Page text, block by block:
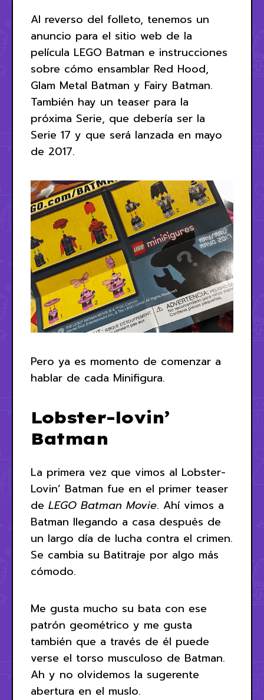
Al reverso del folleto, tenemos un
anuncio para el sitio web de la
película LEGO Batman e instrucciones
sobre cómo ensamblar Red Hood,
Glam Metal Batman y Fairy Batman.
También hay un teaser para la
próxima Serie, que debería ser la
Serie 17 y que será lanzada en mayo
de 2017.
Pero ya es momento de comenzar a
hablar de cada Minifigura.
Lobster-lovin’
Batman
La primera vez que vimos al Lobster-
Lovin’ Batman fue en el primer teaser
de LEGO Batman Movie. Ahí vimos a
Batman llegando a casa después de
un largo día de lucha contra el crimen.
Se cambia su Batitraje por algo más
cómodo.
Me gusta mucho su bata con ese
patrón geométrico y me gusta
también que a través de él puede
verse el torso musculoso de Batman.
Ah y no olvidemos la sugerente
abertura en el muslo.